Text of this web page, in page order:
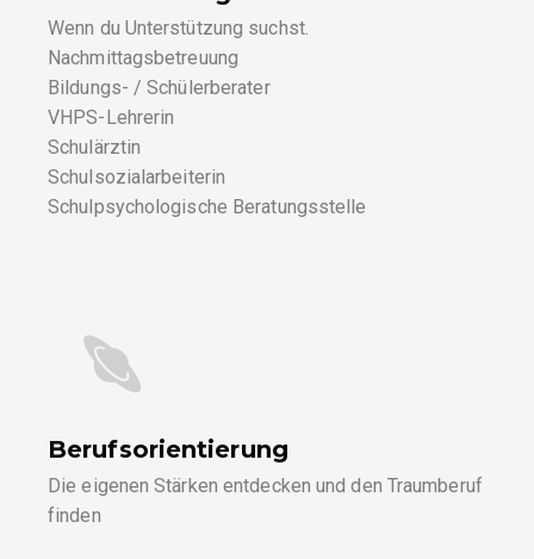
Wenn du Unterstützung suchst.
Nachmittagsbetreuung
Bildungs- / Schülerberater
VHPS-Lehrerin
Schulärztin
Schulsozialarbeiterin
Schulpsychologische Beratungsstelle
Berufsorientierung
Die eigenen Stärken entdecken und den Traumberuf
finden